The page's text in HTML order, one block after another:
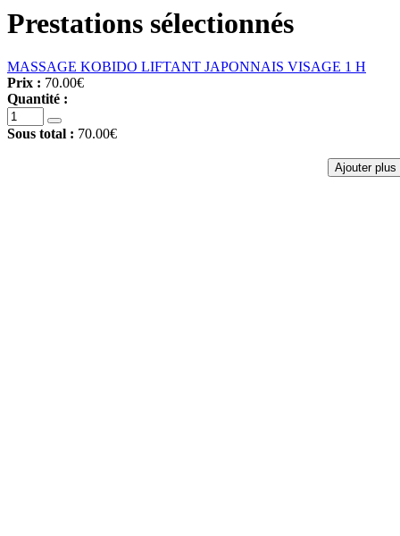
Prestations sélectionnés
MASSAGE KOBIDO LIFTANT JAPONNAIS VISAGE 1 H
Prix : 70.00€
Quantité :
Sous total : 70.00€
Ajouter plus